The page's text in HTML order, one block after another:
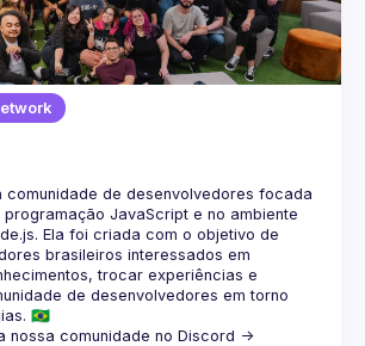
comunidade de desenvolvedores focada
programação JavaScript e no ambiente
Ela foi criada com o objetivo de
brasileiros interessados em
trocar experiências e
de desenvolvedores em torno
nossa comunidade no Discord ->